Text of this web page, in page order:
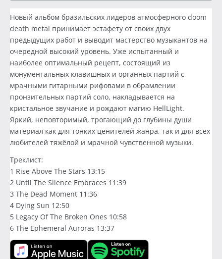
Новый альбом бразильских лидеров атмосферного doom
death metal принимает эстафету от своих двух
предыдущих работ и выводит мастерство музыкантов на
очередной высокий уровень. Уже испытанный и
наиболее оптимальный рецепт, состоящий из
монументальных клавишных и органных партий с
мрачными гитарными рифовами в обрамлении
пронзительных партий соло, накладывается на
кристальное звучание и рождают магию HellLight.
Яркий, неповторимый, трогающий до глубины души
материал как для тонких ценителей жанра, так и для всех
любителей тяжёлой и мрачной чувственной музыки.
Треклист:
1 Rise Above The Stars 13:15
2 Until The Silence Embraces 11:39
3 The Dead Moment 11:36
4 Dying Sun 12:50
5 Legacy Of The Broken Ones 10:58
6 The Ephemeral Auroras 13:37